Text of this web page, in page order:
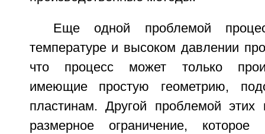
Еще одной проблемой
температуре и высоком давлении
что процесс может только
имеющие простую геометрию,
пластинам. Другой проблемой этих
размерное ограничение,